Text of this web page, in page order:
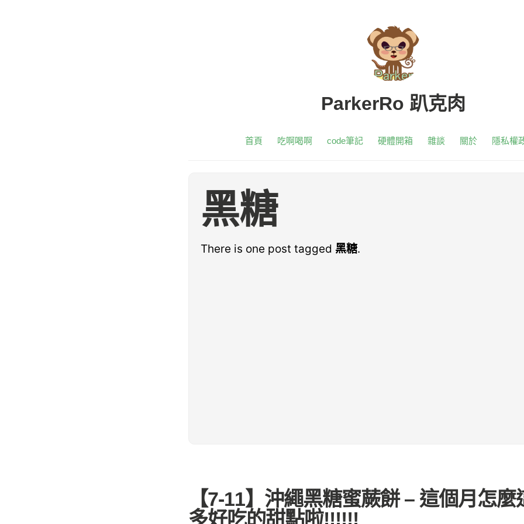
ParkerRo 趴克肉
首頁 吃啊喝啊 code筆記 硬體開箱 雜談 關於 隱私權
黑糖
There is one post tagged 黑糖.
【7-11】沖繩黑糖蜜蕨餅 – 這個月怎麼
多好吃的甜點啦!!!!!!